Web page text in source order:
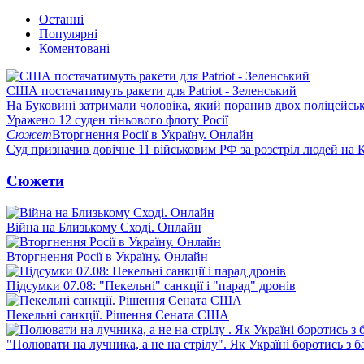
Останні
Популярні
Коментовані
США постачатимуть ракети для Patriot - Зеленський
На Буковині затримали чоловіка, який поранив двох
Уражено 12 суден тіньового флоту Росії
СюжетВторгнення Росії в Україну. Онлайн
Суд призначив довічне 11 військовим РФ за розстріл людей на
Сюжети
Війна на Близькому Сході. Онлайн
Вторгнення Росії в Україну. Онлайн
Підсумки 07.08: "Пекельні" санкції і "парад" дронів
Пекельні санкції. Рішення Сената США
"Полювати на лучника, а не на стрілу". Як Україні боротись з